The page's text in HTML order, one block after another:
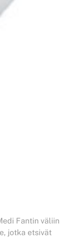
Fantin väliin
jotka etsivät